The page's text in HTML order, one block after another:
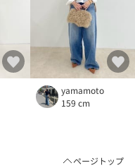
yamamoto
159 cm
ページトップ